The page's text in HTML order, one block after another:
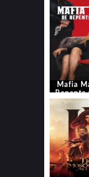
Mafia
Repente